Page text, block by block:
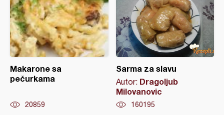
Makarone sa
pečurkama
20859
Sarma za slavu
Autor: Dragoljub
Milovanovic
160195